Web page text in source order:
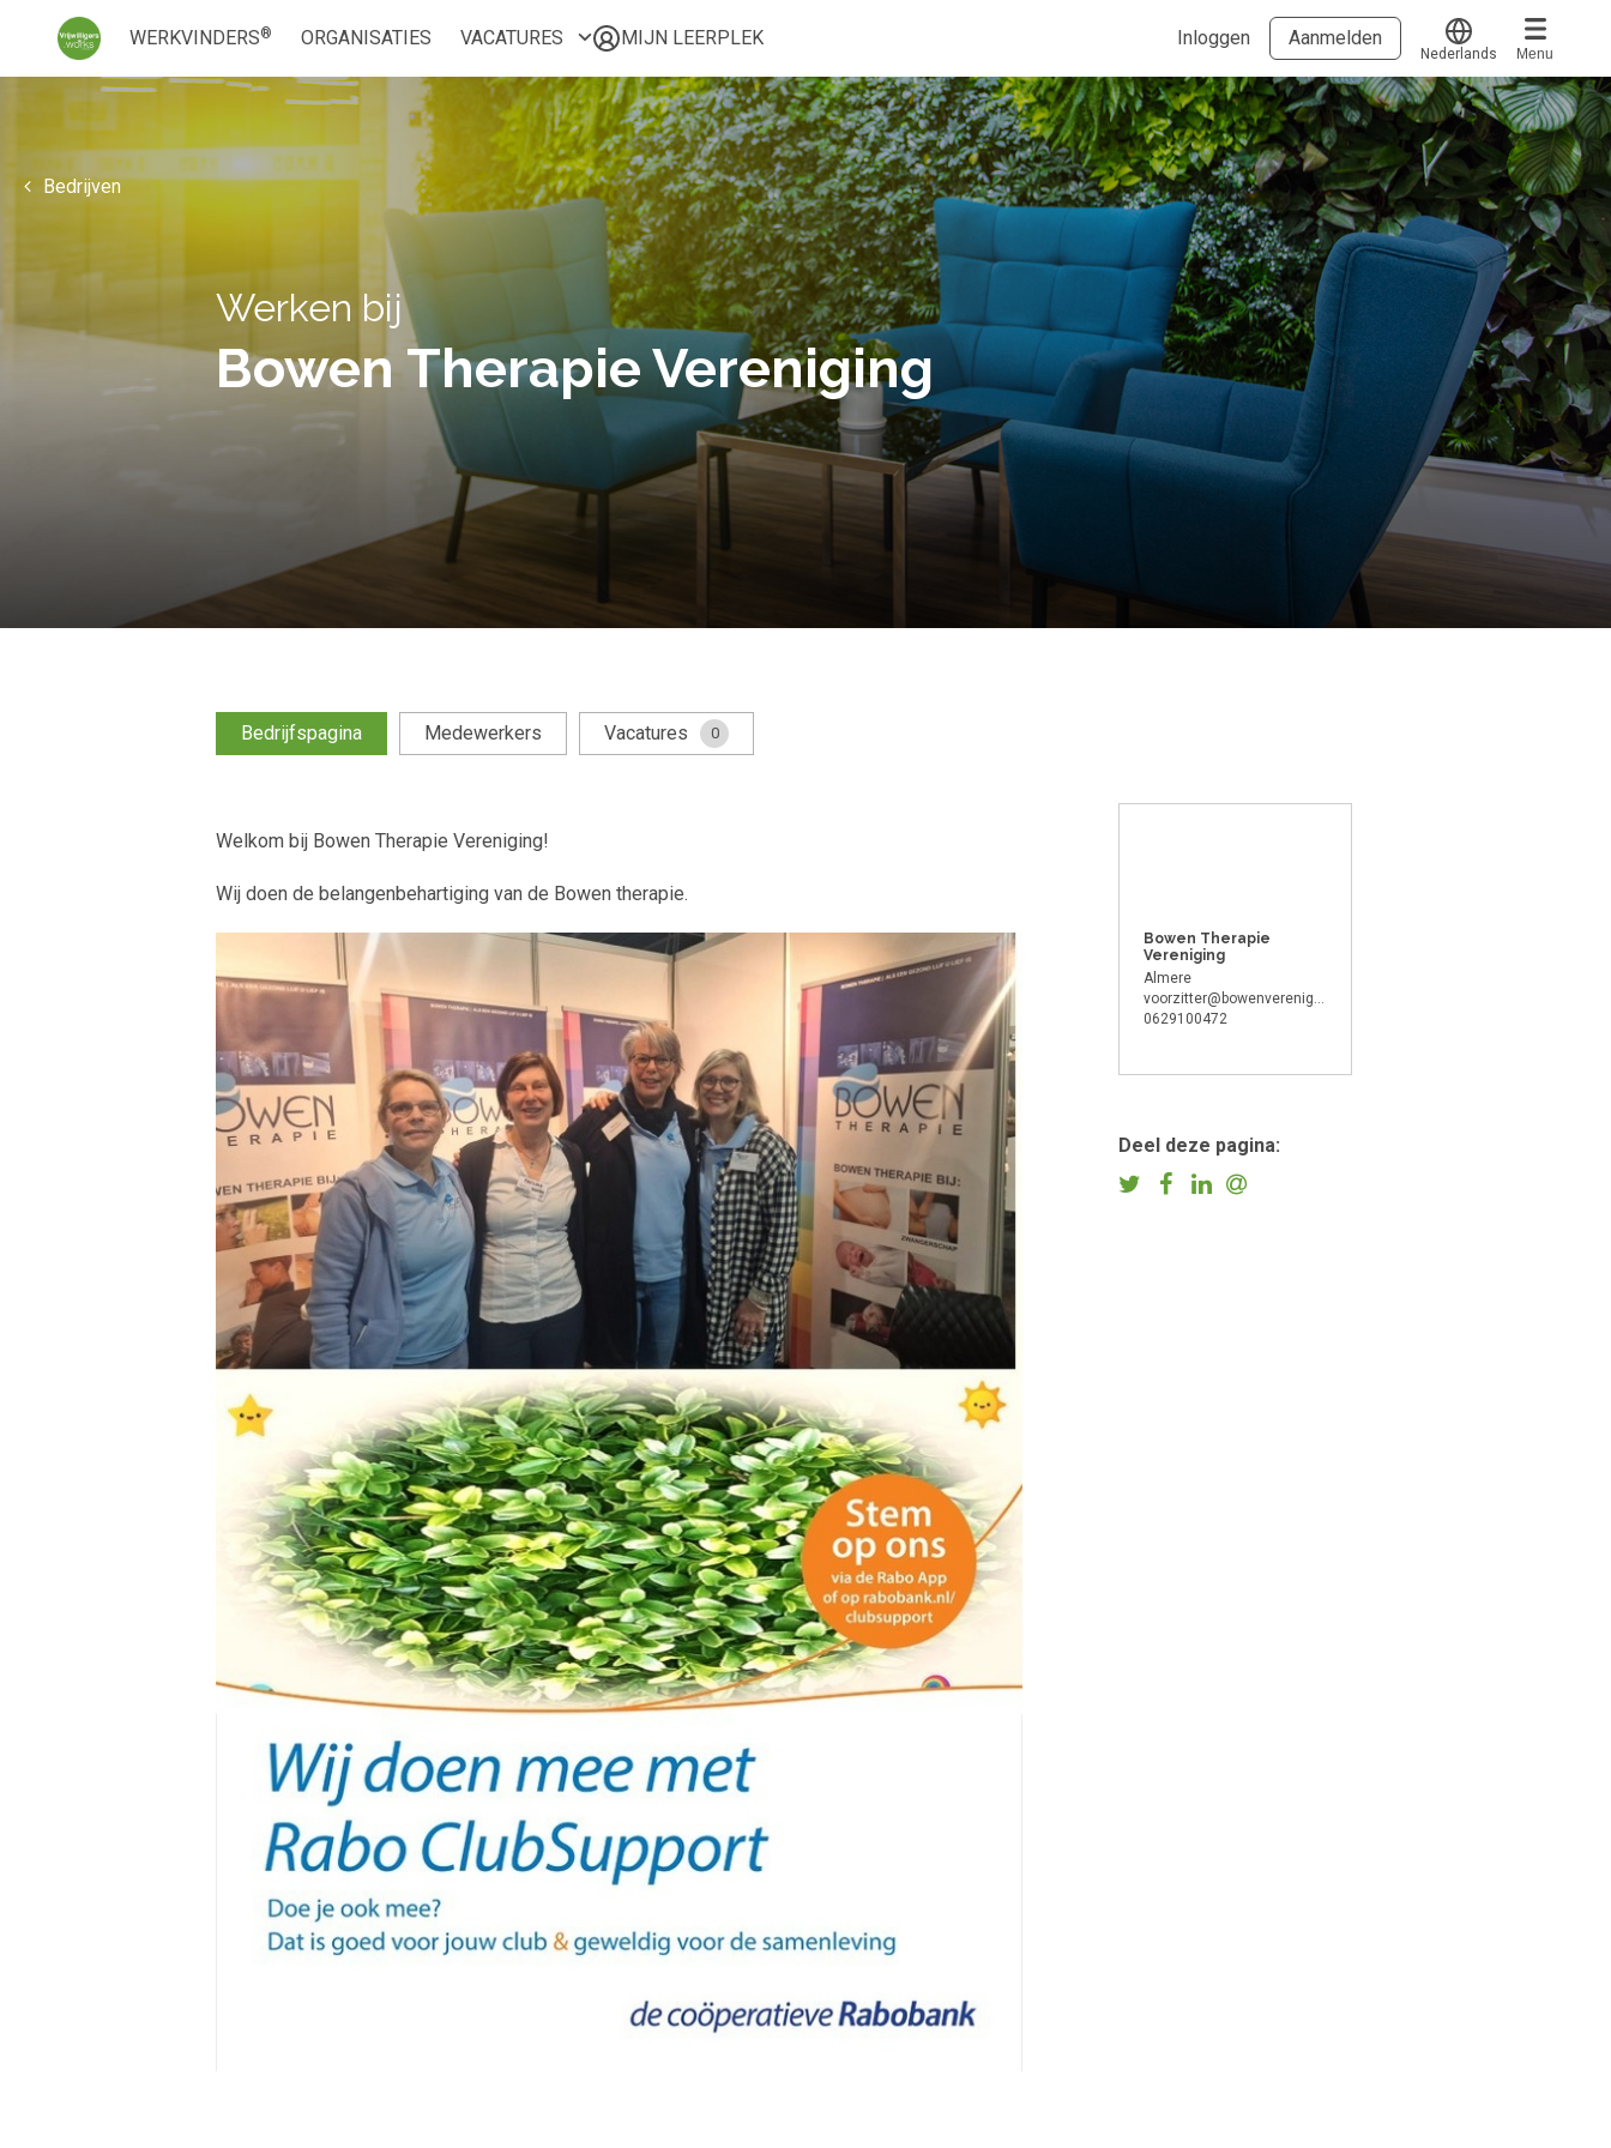
WERKVINDERS® ORGANISATIES VACATURES MIJN LEERPLEK
Voor mij
Alle onderwerpen
Populair
Favoriet
Gestart
Afgerond
Certificaten
Voucher verzilveren
Account en hulp
Start met leren
klantenservice@hobp.nl
Inloggen
Meer
Blogs
Erkend NRTO lid
Voorwaarden en privacy
Inloggen Aanmelden
Translate
Nederlands Menu
Bedrijven
Werken bij
Bowen Therapie Vereniging
Bedrijfspagina Medewerkers Vacatures 0
Welkom bij Bowen Therapie Vereniging!
Wij doen de belangenbehartiging van de Bowen therapie.
Bowen Therapie
Vereniging
Almere
voorzitter@bowenvereniging.nl
0629100472
Deel deze pagina: